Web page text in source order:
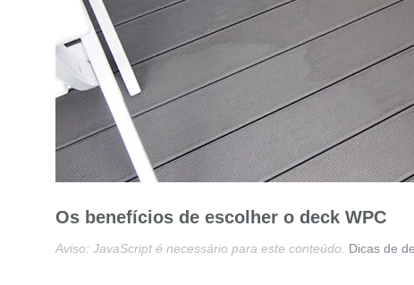
Os benefícios de escolher o deck WPC
Aviso: JavaScript é necessário para este conteúdo. Dicas de